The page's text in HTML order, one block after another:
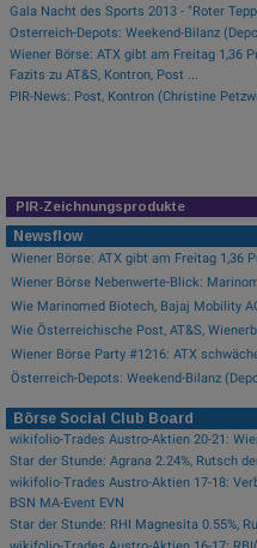
Gala Nacht des Sports 2013 - "Roter
Österreich-Depots: Weekend-Bilanz
Wiener Börse: ATX gibt am Freitag 1,36
Fazits zu AT&S, Kontron, Post ...
PIR-News: Post, Kontron (Christine
PIR-Zeichnungsprodukte
Newsflow
Wiener Börse: ATX gibt am Freitag 1,36
Wiener Börse Nebenwerte-Blick:
Wie Marinomed Biotech, Bajaj Mobility
Wie Österreichische Post, AT&S,
Wiener Börse Party #1216: ATX
Österreich-Depots: Weekend-Bilanz
Börse Social Club Board
wikifolio-Trades Austro-Aktien 20-21:
Star der Stunde: Agrana 2.24%, Rutsch
wikifolio-Trades Austro-Aktien 17-18:
BSN MA-Event EVN
Star der Stunde: RHI Magnesita 0.55%,